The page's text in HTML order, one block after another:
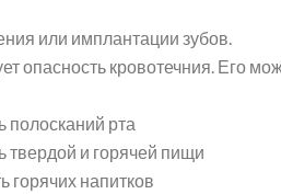
или имплантации зубов.
опасность кровотечния. Его
полосканий рта
твердой и горячей пищи
горячих напитков